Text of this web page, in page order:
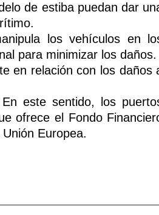
de estiba puedan dar
los vehículos en
para minimizar los daños.
en relación con los daños
este sentido, los
ofrece el Fondo
Europea.